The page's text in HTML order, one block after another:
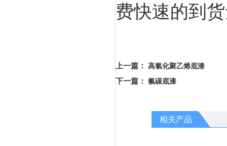
费快速的到
上一篇 ： 高氯化聚乙烯底漆
下一篇 ： 氟碳底漆
相关产品